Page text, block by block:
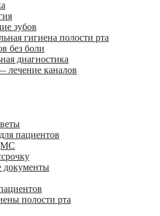
зубов
гигиена полости рта
без боли
диагностика
лечение каналов
пациентов
документы
полости рта